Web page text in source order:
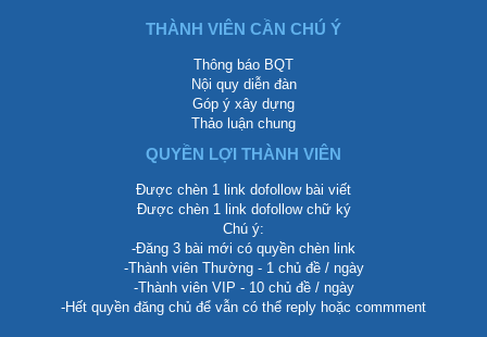
THÀNH VIÊN CẦN CHÚ Ý
Thông báo BQT
Nội quy diễn đàn
Góp ý xây dựng
Thảo luận chung
QUYỀN LỢI THÀNH VIÊN
Được chèn 1 link dofollow bài viết
Được chèn 1 link dofollow chữ ký
Chú ý:
-Đăng 3 bài mới có quyền chèn link
-Thành viên Thường - 1 chủ đề / ngày
-Thành viên VIP - 10 chủ đề / ngày
-Hết quyền đăng chủ để vẫn có thể reply hoặc commment